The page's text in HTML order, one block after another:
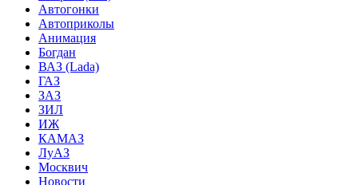
Автогонки
Автоприколы
Анимация
Богдан
ВАЗ (Lada)
ГАЗ
ЗАЗ
ЗИЛ
ИЖ
КАМАЗ
ЛуАЗ
Москвич
Новости